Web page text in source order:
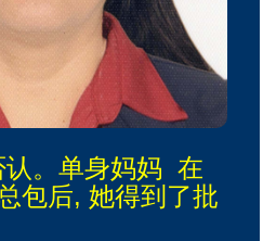
认。单身妈妈 在
包后, 她得到了批